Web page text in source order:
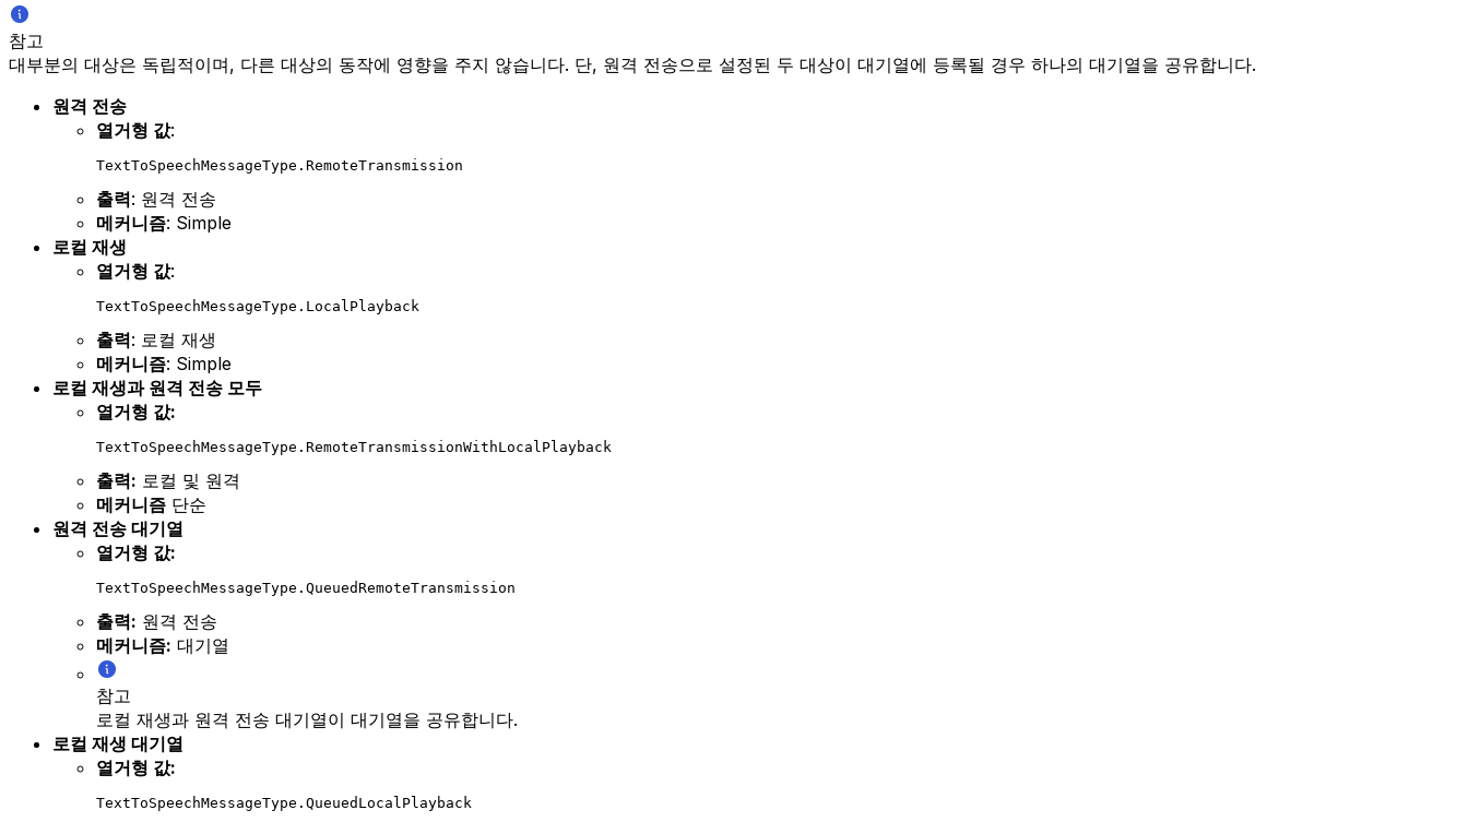
참고
대부분의 대상은 독립적이며, 다른 대상의 동작에 영향을 주지 않습니다. 단, 원격 전송으로 설정된 두 대상이 대기열에 등록될 경우 하나의 대기열을 공유합니다.
원격 전송
열거형 값:
TextToSpeechMessageType.RemoteTransmission
출력: 원격 전송
메커니즘: Simple
로컬 재생
열거형 값:
TextToSpeechMessageType.LocalPlayback
출력: 로컬 재생
메커니즘: Simple
로컬 재생과 원격 전송 모두
열거형 값:
TextToSpeechMessageType.RemoteTransmissionWithLocalPlayback
출력: 로컬 및 원격
메커니즘 단순
원격 전송 대기열
열거형 값:
TextToSpeechMessageType.QueuedRemoteTransmission
출력: 원격 전송
메커니즘: 대기열
참고
로컬 재생과 원격 전송 대기열이 대기열을 공유합니다.
로컬 재생 대기열
열거형 값:
TextToSpeechMessageType.QueuedLocalPlayback